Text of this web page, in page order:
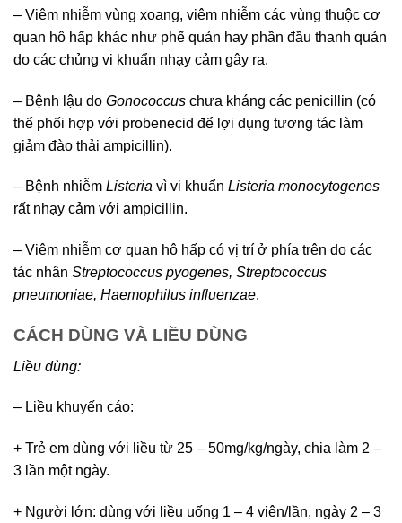
– Viêm nhiễm vùng xoang, viêm nhiễm các vùng thuộc cơ
quan hô hấp khác như phế quản hay phần đầu thanh quản
do các chủng vi khuẩn nhạy cảm gây ra.
– Bệnh lậu do Gonococcus chưa kháng các penicillin (có
thể phối hợp với probenecid để lợi dụng tương tác làm
giảm đào thải ampicillin).
– Bệnh nhiễm Listeria vì vi khuẩn Listeria monocytogenes
rất nhạy cảm với ampicillin.
– Viêm nhiễm cơ quan hô hấp có vị trí ở phía trên do các
tác nhân Streptococcus pyogenes, Streptococcus
pneumoniae, Haemophilus influenzae.
CÁCH DÙNG VÀ LIỀU DÙNG
Liều dùng:
– Liều khuyến cáo:
+ Trẻ em dùng với liều từ 25 – 50mg/kg/ngày, chia làm 2 –
3 lần một ngày.
+ Người lớn: dùng với liều uống 1 – 4 viên/lần, ngày 2 – 3